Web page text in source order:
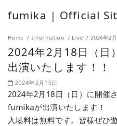
fumika | Official
Home Information Live 2024年2
2024年2月18日（日
出演いたします！！
2024年2月15日
2024年2月18日（日）に開催
fumikaが出演いたします！
入場料は無料です。皆様ぜひ